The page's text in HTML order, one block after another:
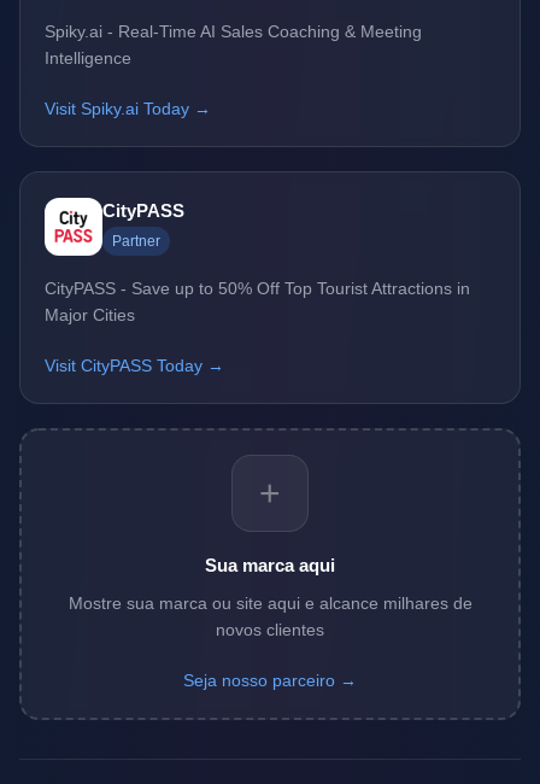
Spiky.ai - Real-Time AI Sales Coaching & Meeting
Intelligence
Visit Spiky.ai Today →
CityPASS
Partner
CityPASS - Save up to 50% Off Top Tourist Attractions in
Major Cities
Visit CityPASS Today →
+
Sua marca aqui
Mostre sua marca ou site aqui e alcance milhares de
novos clientes
Seja nosso parceiro →